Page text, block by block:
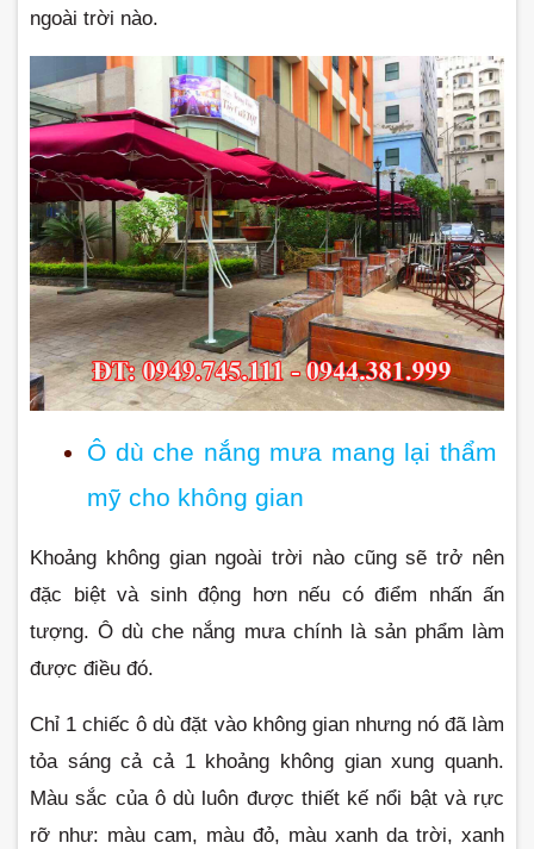
ngoài trời nào.
Ô dù che nắng mưa mang lại thẩm
mỹ cho không gian
Khoảng không gian ngoài trời nào cũng sẽ trở nên
đặc biệt và sinh động hơn nếu có điểm nhấn ấn
tượng. Ô dù che nắng mưa chính là sản phẩm làm
được điều đó.
Chỉ 1 chiếc ô dù đặt vào không gian nhưng nó đã làm
tỏa sáng cả cả 1 khoảng không gian xung quanh.
Màu sắc của ô dù luôn được thiết kế nổi bật và rực
rỡ như: màu cam, màu đỏ, màu xanh da trời, xanh